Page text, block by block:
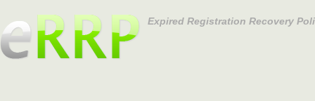
Expired Registration Recovery